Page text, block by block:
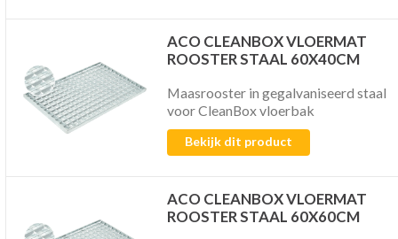
ACO CLEANBOX VLOERMAT
ROOSTER STAAL 60X40CM
Maasrooster in gegalvaniseerd staal
voor CleanBox vloerbak
Bekijk dit product
ACO CLEANBOX VLOERMAT
ROOSTER STAAL 60X60CM